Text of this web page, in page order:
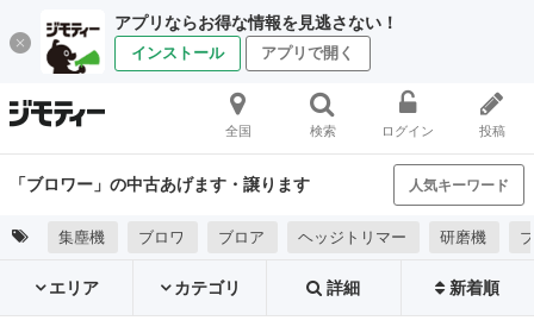
アプリならお得な情報を見逃さない！
インストール アプリで開く
全国 検索 ログイン 投稿
「ブロワー」の中古あげます・譲ります 人気キーワード
集塵機 ブロワ ブロア ヘッジトリマー 研磨機
エリア カテゴリ 詳細 新着順